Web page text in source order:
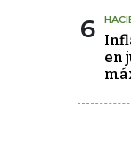
6
en